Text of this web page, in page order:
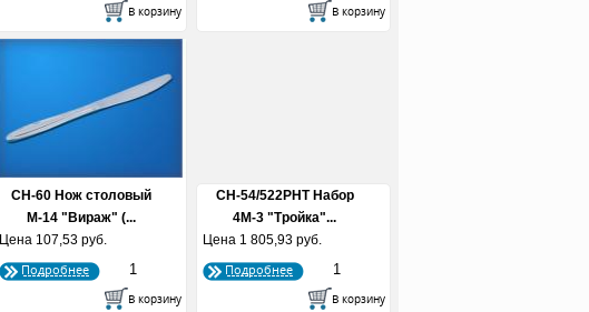
СН-60 Нож столовый
М-14 "Вираж" (...
Цена 107,53 руб.
Подробнее
СН-54/522РНТ Набор
4М-3 "Тройка"...
Цена 1 805,93 руб.
Подробнее